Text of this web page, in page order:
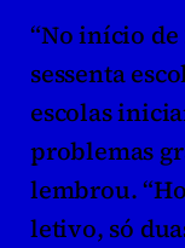
“No início de
sessenta
escolas
problemas
lembrou.
letivo, só